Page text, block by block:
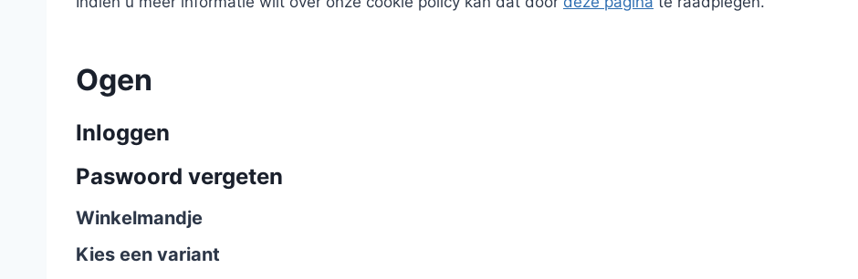
Ogen
Inloggen
Paswoord vergeten
Winkelmandje
Kies een variant